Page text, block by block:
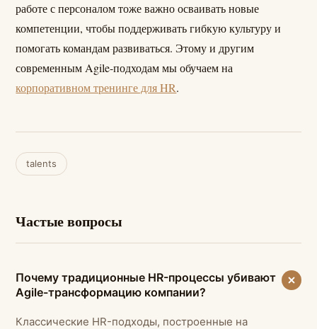
работе с персоналом тоже важно осваивать новые
компетенции, чтобы поддерживать гибкую культуру и
помогать командам развиваться. Этому и другим
современным Agile-подходам мы обучаем на
корпоративном тренинге для HR.
talents
Частые вопросы
Почему традиционные HR-процессы убивают
Agile-трансформацию компании?
Классические HR-подходы, построенные на